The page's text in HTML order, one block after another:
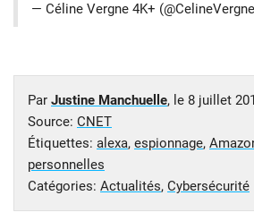
— Céline Vergne 4K+
Par Justine Manchuelle, le 8 juillet
Source: CNET
Étiquettes: alexa, espionnage,
personnelles
Catégories: Actualités, Cybersécurité